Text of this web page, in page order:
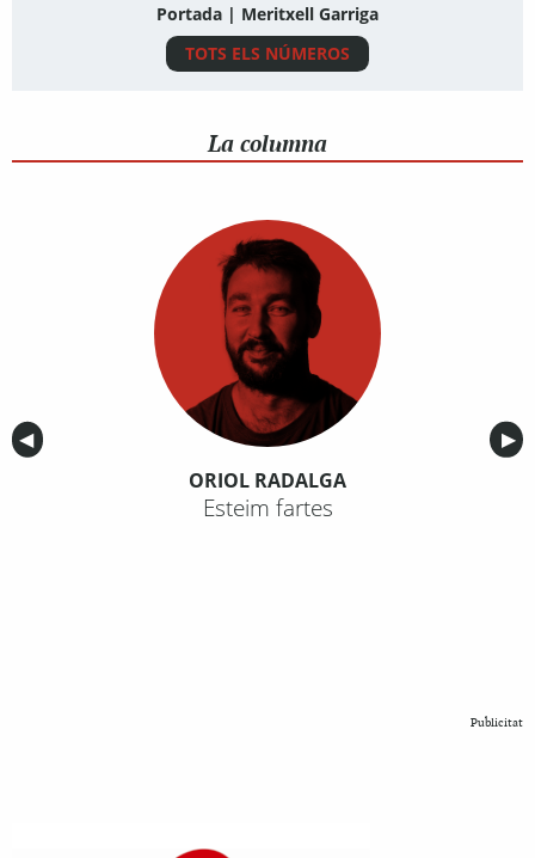
Portada | Meritxell Garriga
TOTS ELS NÚMEROS
La columna
Anterior
◀︎ ▶︎
ORIOL RADALGA
Esteim fartes
Publicitat